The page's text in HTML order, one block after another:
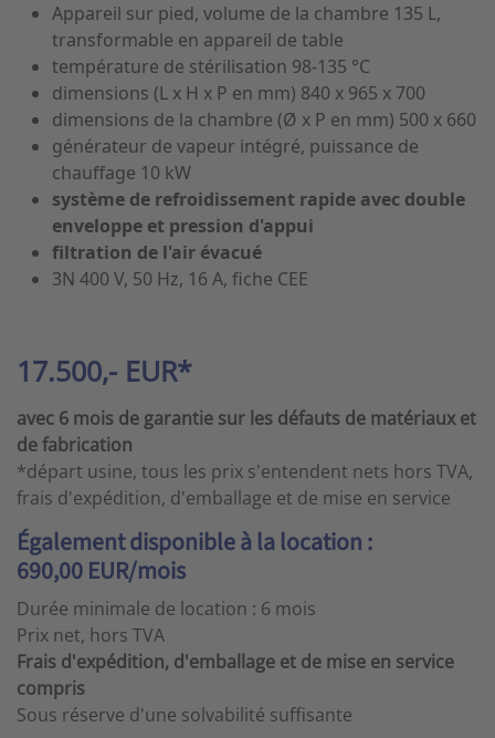
Appareil sur pied, volume de la chambre 135 L,
transformable en appareil de table
température de stérilisation 98-135 °C
dimensions (L x H x P en mm) 840 x 965 x 700
dimensions de la chambre (Ø x P en mm) 500 x 660
générateur de vapeur intégré, puissance de
chauffage 10 kW
système de refroidissement rapide avec double
enveloppe et pression d'appui
filtration de l'air évacué
3N 400 V, 50 Hz, 16 A, fiche CEE
17.500,- EUR*
avec 6 mois de garantie sur les défauts de matériaux et
de fabrication
*départ usine, tous les prix s'entendent nets hors TVA,
frais d'expédition, d'emballage et de mise en service
Également disponible à la location :
690,00 EUR/mois
Durée minimale de location : 6 mois
Prix net, hors TVA
Frais d'expédition, d'emballage et de mise en service
compris
Sous réserve d'une solvabilité suffisante